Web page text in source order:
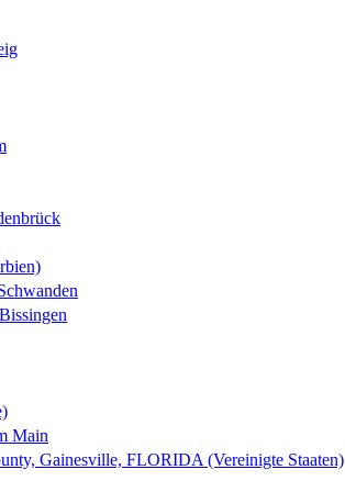
Main
Gainesville, FLORIDA (Vereinigte Staaten)